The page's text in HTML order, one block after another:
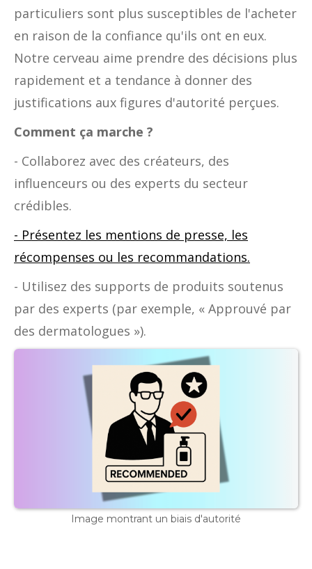
particuliers sont plus susceptibles de l'acheter
en raison de la confiance qu'ils ont en eux.
Notre cerveau aime prendre des décisions plus
rapidement et a tendance à donner des
justifications aux figures d'autorité perçues.
Comment ça marche ?
- Collaborez avec des créateurs, des
influenceurs ou des experts du secteur
crédibles.
- Présentez les mentions de presse, les
récompenses ou les recommandations.
- Utilisez des supports de produits soutenus
par des experts (par exemple, « Approuvé par
des dermatologues »).
Image montrant un biais d'autorité